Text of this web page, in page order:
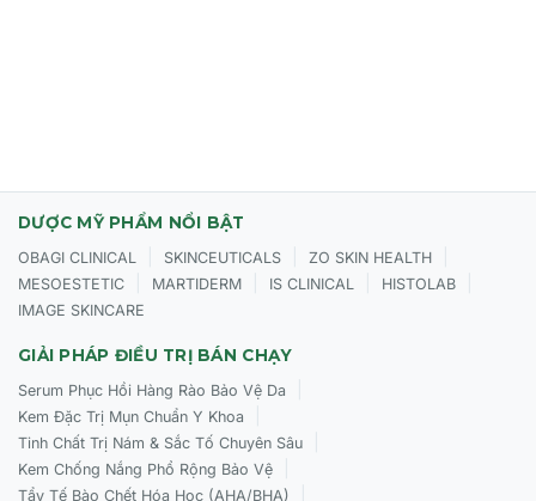
tác nhân gây lão hóa sớm.
Cách sử dụng CỦA Selvert Thermal Intensive
Làm sạch da mặt và cổ bằng sản phẩm phù hợp.
Thoa một lớp mặt nạ vừa đủ lên toàn bộ vùng mặt và cổ
(tránh vùng mắt).
Thư giãn trong khoảng15 - 20 phút
DƯỢC MỸ PHẨM NỔI BẬT
OBAGI CLINICAL SKINCEUTICALS ZO SKIN HEALTH
MESOESTETIC MARTIDERM IS CLINICAL HISTOLAB
IMAGE SKINCARE
GIẢI PHÁP ĐIỀU TRỊ BÁN CHẠY
Serum Phục Hồi Hàng Rào Bảo Vệ Da
Kem Đặc Trị Mụn Chuẩn Y Khoa
Tinh Chất Trị Nám & Sắc Tố Chuyên Sâu
Kem Chống Nắng Phổ Rộng Bảo Vệ
Tẩy Tế Bào Chết Hóa Học (AHA/BHA)